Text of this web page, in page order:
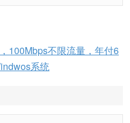
100Mbps不限流量，年付6
系统